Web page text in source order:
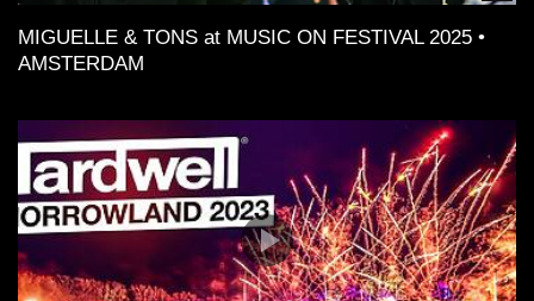
MIGUELLE & TONS at MUSIC ON FESTIVAL 2025 •
AMSTERDAM